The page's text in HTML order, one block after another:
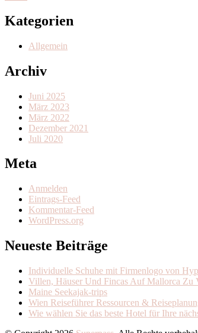
Kategorien
Allgemein
Archiv
Juni 2025
März 2023
März 2022
Dezember 2021
Juli 2020
Meta
Anmelden
Eintrags-Feed
Kommentar-Feed
WordPress.org
Neueste Beiträge
Individuelle Schuhe mit Firmenlogo von
Villen, Häuser Und Fincas Auf Mallorca Zu
Maine Seekajak-trips
Wien Reiseführer Ressourcen &
Wie wählen Sie das beste Hotel für Ihre